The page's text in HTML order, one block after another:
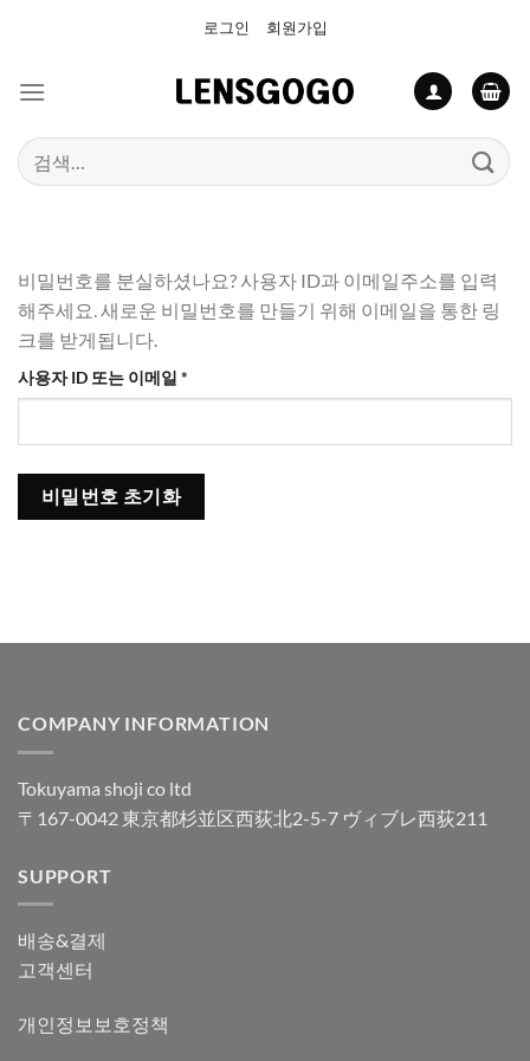
로그인 회원가입
검
색:
비밀번호를 분실하셨나요? 사용자 ID과 이메일주소를 입력
해주세요. 새로운 비밀번호를 만들기 위해 이메일을 통한 링
크를 받게됩니다.
사용자 ID 또는 이메일 *
수
비밀번호 초기화
COMPANY INFORMATION
Tokuyama shoji co ltd
〒167-0042 東京都杉並区西荻北2-5-7 ヴィブレ西荻211
SUPPORT
배송&결제
고객센터
개인정보보호정책